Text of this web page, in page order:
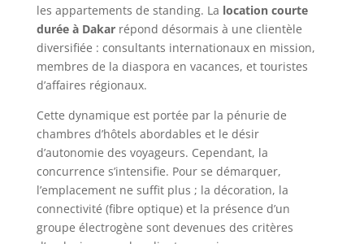
les appartements de standing. La location courte
durée à Dakarrépond désormais à une clientèle
diversifiée : consultants internationaux en mission,
membres de la diaspora en vacances, et touristes
d’affaires régionaux.
Cette dynamique est portée par la pénurie de
chambres d’hôtels abordables et le désir
d’autonomie des voyageurs. Cependant, la
concurrence s’intensifie. Pour se démarquer,
l’emplacement ne suffit plus ; la décoration, la
connectivité (fibre optique) et la présence d’un
groupe électrogène sont devenues des critères